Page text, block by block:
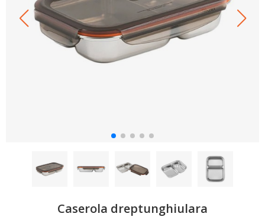
Caserola dreptunghiulara